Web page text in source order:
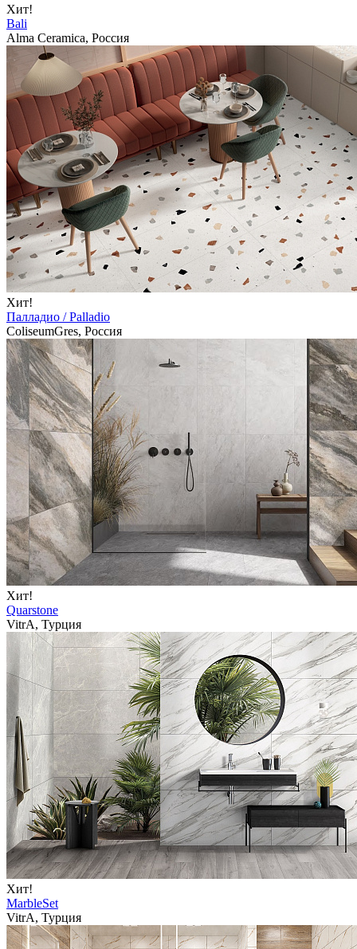
Хит!
Bali
Alma Ceramica, Россия
Хит!
Палладио / Palladio
ColiseumGres, Россия
Хит!
Quarstone
VitrA, Турция
Хит!
MarbleSet
VitrA, Турция